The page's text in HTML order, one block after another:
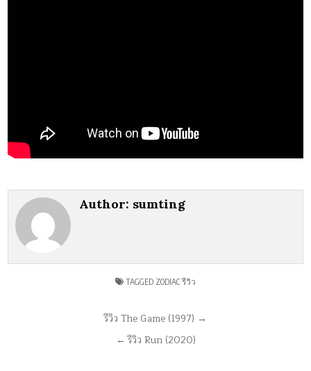
Author: sumting
TAGGED ZODIAC รีวิว
รีวิว The Game (1997) →
← รีวิว Run (2020)